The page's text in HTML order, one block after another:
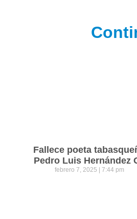
Fallece poeta
Pedro Luis Hernández
febrero 7, 2025 7:44 pm